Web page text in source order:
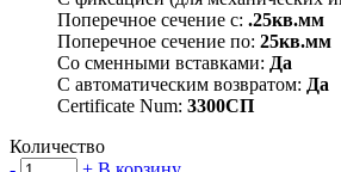
Поперечное сечение с: .25кв.мм
Поперечное сечение по: 25кв.мм
Со сменными вставками: Да
С автоматическим возвратом: Да
Certificate Num: 3300СП
Количество